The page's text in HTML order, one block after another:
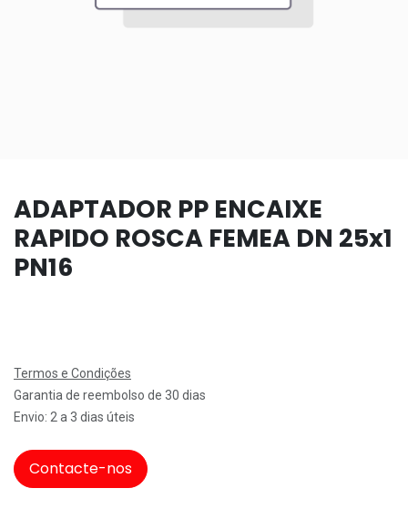
ADAPTADOR PP ENCAIXE
RAPIDO ROSCA FEMEA DN 25x1
PN16
Termos e Condições
Garantia de reembolso de 30 dias
Envio: 2 a 3 dias úteis
Contacte-nos